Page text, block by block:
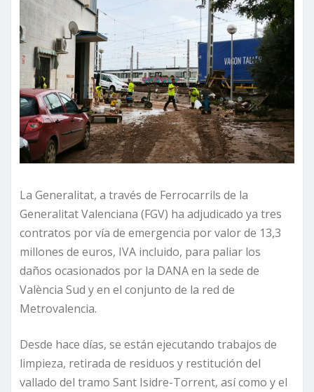
La Generalitat, a través de Ferrocarrils de la
Generalitat Valenciana (FGV) ha adjudicado ya tres
contratos por vía de emergencia por valor de 13,3
millones de euros, IVA incluido, para paliar los
daños ocasionados por la DANA en la sede de
València Sud y en el conjunto de la red de
Metrovalencia.
Desde hace días, se están ejecutando trabajos de
limpieza, retirada de residuos y restitución del
vallado del tramo Sant Isidre-Torrent, así como y el